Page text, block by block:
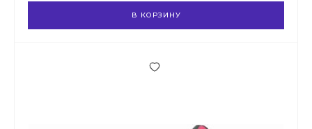
В КОРЗИНУ